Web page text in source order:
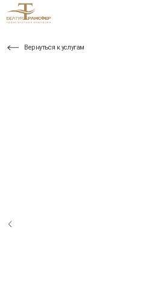
Вернуться к услугам